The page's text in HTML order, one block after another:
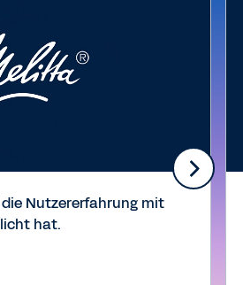
Nutzererfahrung mit
hat.